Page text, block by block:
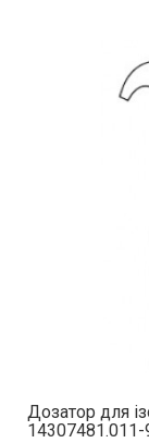
Дозатор для
14307481.011-